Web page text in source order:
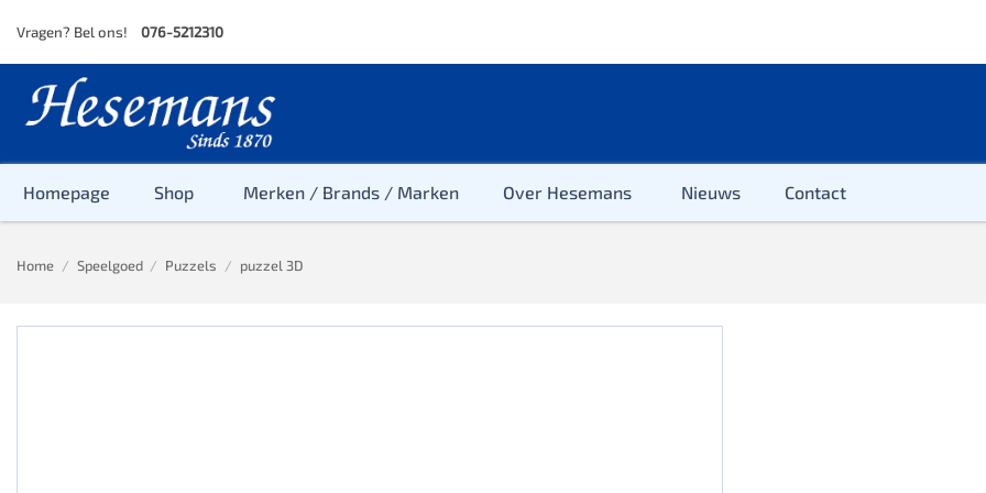
content
Vragen? Bel ons! 076-5212310
Homepage Shop Merken / Brands / Marken Over Hesemans Nieuws Contact
Home / Speelgoed / Puzzels / puzzel 3D